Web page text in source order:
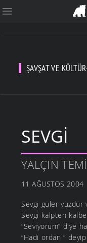
ŞAVŞAT VE
SEVGI
YALÇIN
11 AĞUSTOS 2004
Sevgi güler yüzdür
Sevgi kalpten
“Seviyorum” diye
“Hadi ordan “